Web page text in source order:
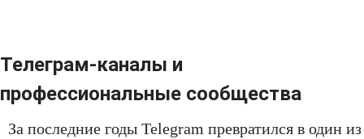
Телеграм-каналы и
профессиональные сообщества
За последние годы Telegram превратился в один из